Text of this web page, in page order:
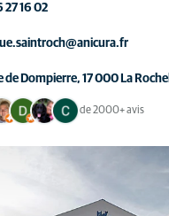
27 16 02
de Dompierre, 17 000 La
de 2000+ avis